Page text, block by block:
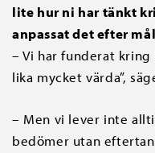
lite hur ni har tänkt
anpassat det efter
– Vi har funderat
lika mycket värda”,
– Men vi lever inte
bedömer utan